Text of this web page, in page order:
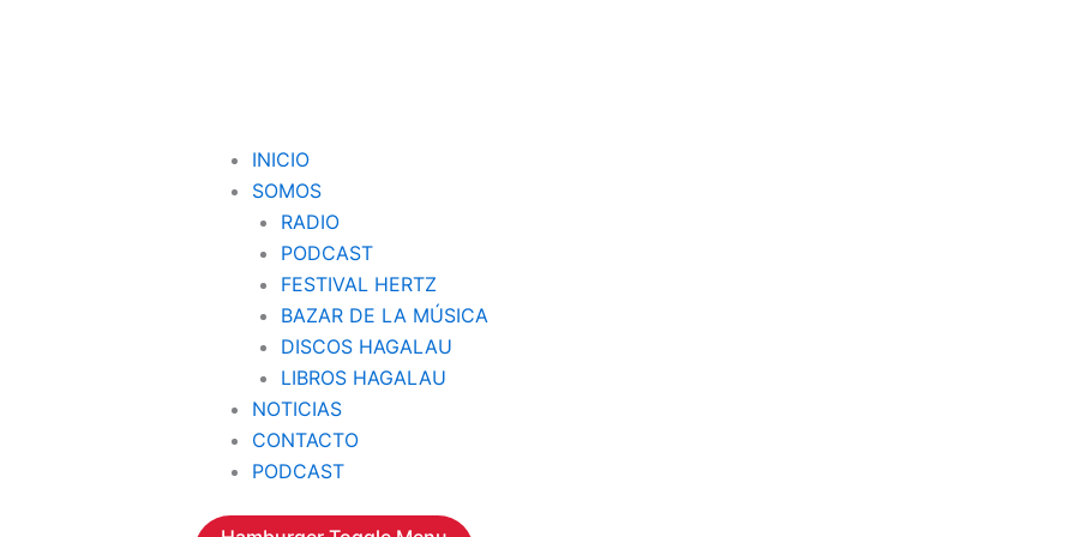
INICIO
SOMOS
RADIO
PODCAST
FESTIVAL HERTZ
BAZAR DE LA MÚSICA
DISCOS HAGALAU
LIBROS HAGALAU
NOTICIAS
CONTACTO
PODCAST